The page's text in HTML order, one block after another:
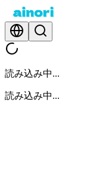
読み込み中...
読み込み中...